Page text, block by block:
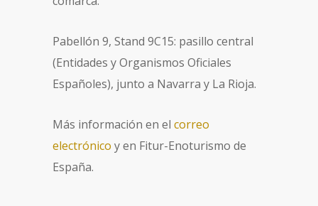
Pabellón 9, Stand 9C15: pasillo central
(Entidades y Organismos Oficiales
Españoles), junto a Navarra y La Rioja.
Más información en el correo
electrónico y en Fitur-Enoturismo de
España.